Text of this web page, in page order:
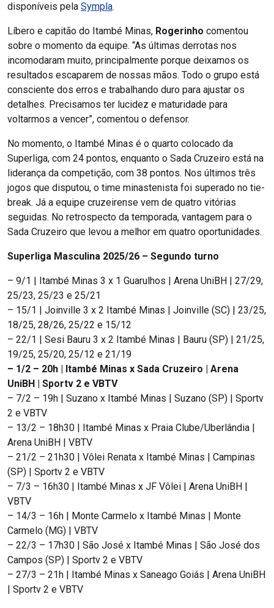
disponíveis pela Sympla.
Líbero e capitão do Itambé Minas, Rogerinho comentou
sobre o momento da equipe. “As últimas derrotas nos
incomodaram muito, principalmente porque deixamos os
resultados escaparem de nossas mãos. Todo o grupo está
consciente dos erros e trabalhando duro para ajustar os
detalhes. Precisamos ter lucidez e maturidade para
voltarmos a vencer”, comentou o defensor.
No momento, o Itambé Minas é o quarto colocado da
Superliga, com 24 pontos, enquanto o Sada Cruzeiro está na
liderança da competição, com 38 pontos. Nos últimos três
jogos que disputou, o time minastenista foi superado no tie-
break. Já a equipe cruzeirense vem de quatro vitórias
seguidas. No retrospecto da temporada, vantagem para o
Sada Cruzeiro que levou a melhor em quatro oportunidades.
Superliga Masculina 2025/26 – Segundo turno
– 9/1 | Itambé Minas 3 x 1 Guarulhos | Arena UniBH | 27/29,
25/23, 25/23 e 25/21
– 15/1 | Joinville 3 x 2 Itambé Minas | Joinville (SC) | 23/25,
18/25, 28/26, 25/22 e 15/12
– 22/1 | Sesi Bauru 3 x 2 Itambé Minas | Bauru (SP) | 21/25,
19/25, 25/20, 25/12 e 21/19
– 1/2 – 20h | Itambé Minas x Sada Cruzeiro | Arena
UniBH | Sportv 2 e VBTV
– 7/2 – 19h | Suzano x Itambé Minas | Suzano (SP) | Sportv
2 e VBTV
– 13/2 – 18h30 | Itambé Minas x Praia Clube/Uberlândia |
Arena UniBH | VBTV
– 21/2 – 21h30 | Vôlei Renata x Itambé Minas | Campinas
(SP) | Sportv 2 e VBTV
– 7/3 – 16h30 | Itambé Minas x JF Vôlei | Arena UniBH |
VBTV
– 14/3 – 16h | Monte Carmelo x Itambé Minas | Monte
Carmelo (MG) | VBTV
– 22/3 – 17h30 | São José x Itambé Minas | São José dos
Campos (SP) | Sportv 2 e VBTV
– 27/3 – 21h | Itambé Minas x Saneago Goiás | Arena UniBH
| Sportv 2 e VBTV